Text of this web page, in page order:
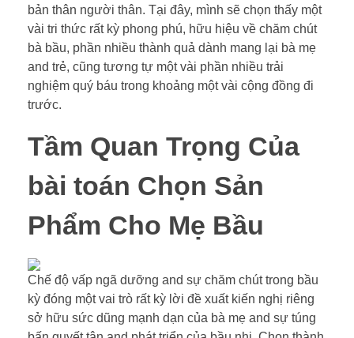
bản thân người thân. Tại đây, mình sẽ chọn thấy một
vài tri thức rất kỳ phong phú, hữu hiệu về chăm chút
bà bầu, phần nhiều thành quả dành mang lại bà mẹ
and trẻ, cũng tương tự một vài phần nhiều trải
nghiệm quý báu trong khoảng một vài cộng đồng đi
trước.
Tầm Quan Trọng Của
bài toán Chọn Sản
Phẩm Cho Mẹ Bầu
Chế độ vấp ngã dưỡng and sự chăm chút trong bầu
kỳ đóng một vai trò rất kỳ lời đề xuất kiến nghị riêng
sở hữu sức dũng mạnh dạn của bà mẹ and sự túng